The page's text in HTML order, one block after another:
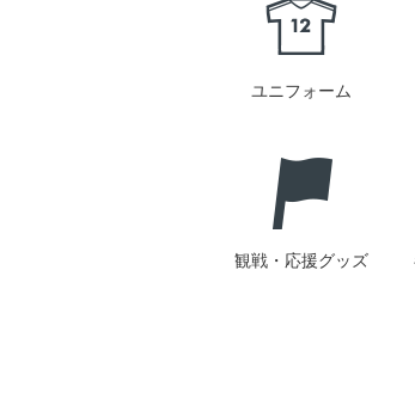
ユニフォーム
観戦・応援グッズ